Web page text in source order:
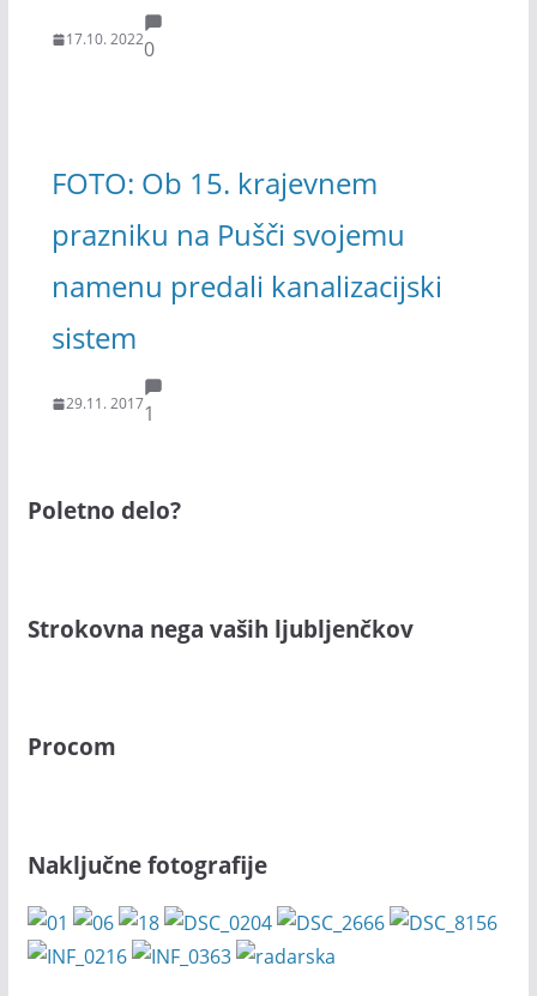
17.10. 20220
FOTO: Ob 15. krajevnem
prazniku na Pušči svojemu
namenu predali kanalizacijski
sistem
29.11. 20171
Poletno delo?
Strokovna nega vaših ljubljenčkov
Procom
Naključne fotografije